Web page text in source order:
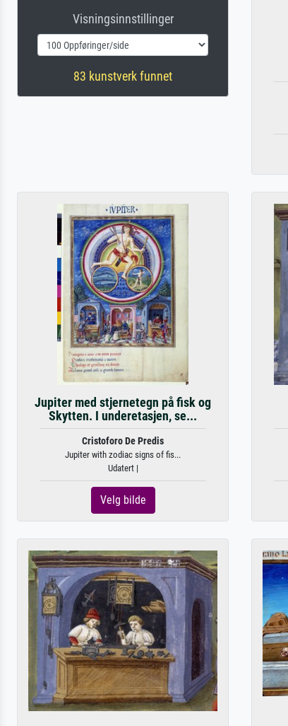
Visningsinnstillinger
83 kunstverk funnet
Jupiter med stjernetegn på fisk og
Skytten. I underetasjen, se...
Cristoforo De Predis
Jupiter with zodiac signs of fis...
Udatert |
Velg bilde